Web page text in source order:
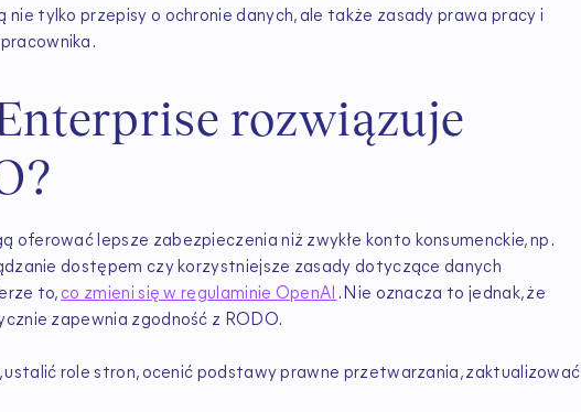
nie tylko przepisy o ochronie danych, ale także zasady prawa pracy i
rozwiązuje
oferować lepsze zabezpieczenia niż zwykłe konto konsumenckie, np.
dostępem czy korzystniejsze zasady dotyczące danych
to, co zmieni się w regulaminie OpenAI . Nie oznacza to jednak, że
zapewnia zgodność z RODO.
role stron, ocenić podstawy prawne przetwarzania, zaktualizować